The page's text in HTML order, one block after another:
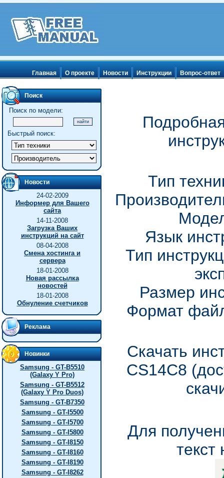
Главная О проекте Новости Инструкции Вопрос-ответ
Поиск
Поиск по модели:
Быстрый поиск:
Новости
24-02-2009
Информер для Вашего
сайта
14-11-2008
Загрузка Ваших
инструкций на сайт
08-04-2008
Смена хостинга и
сервера
18-01-2008
Новая рассылка
новостей
18-01-2008
Обнуление счетчиков
Реклама
Новинки
Samsung - GT-B5510
(Galaxy Y Pro)
Samsung - GT-B5512
(Galaxy Y Pro Duos)
Samsung - GT-B7350
Samsung - GT-I5500
Samsung - GT-I5700
Samsung - GT-I5800
Samsung - GT-I8150
Samsung - GT-I8160
Samsung - GT-I8190
Samsung - GT-I8262
Тип
Язык
Тип
Размер
Формат
Скачать
CS14C8
Для
текст